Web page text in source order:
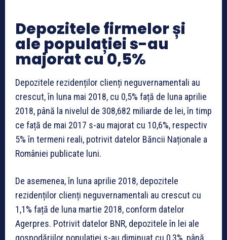
Depozitele firmelor și
ale populației s-au
majorat cu 0,5%
Depozitele rezidenților clienți neguvernamentali au
crescut, în luna mai 2018, cu 0,5% față de luna aprilie
2018, până la nivelul de 308,682 miliarde de lei, în timp
ce față de mai 2017 s-au majorat cu 10,6%, respectiv
5% în termeni reali, potrivit datelor Băncii Naționale a
României publicate luni.
De asemenea, în luna aprilie 2018, depozitele
rezidenților clienți neguvernamentali au crescut cu
1,1% față de luna martie 2018, conform datelor
Agerpres. Potrivit datelor BNR, depozitele în lei ale